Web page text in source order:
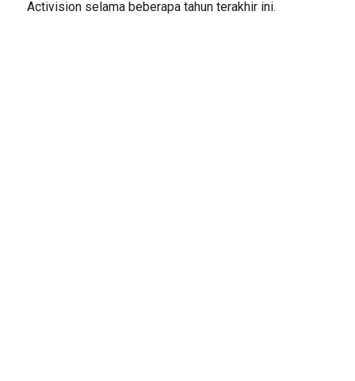
Activision selama beberapa tahun terakhir ini.